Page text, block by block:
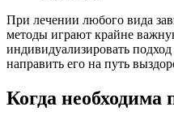
При лечении любого вида
методы играют крайне
индивидуализировать
направить его на путь
Когда